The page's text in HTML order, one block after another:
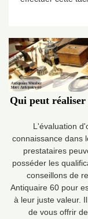
Qui peut réaliser
L'évaluation
connaissance dans
prestataires
posséder les
conseillons de
Antiquaire 60 pour
à leur juste valeur.
de vous offrir